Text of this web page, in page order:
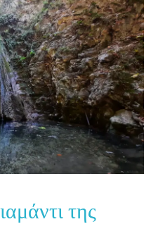
της